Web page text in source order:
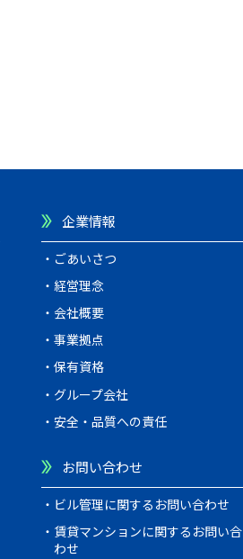
企業情報
ごあいさつ
経営理念
会社概要
事業拠点
保有資格
グループ会社
安全・品質への責任
お問い合わせ
ビル管理に関するお問い合わせ
賃貸マンションに関するお問い合
わせ